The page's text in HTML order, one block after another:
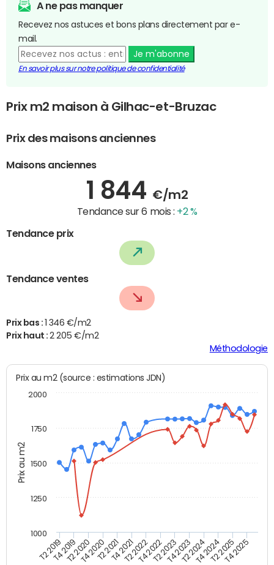
A ne pas manquer
Recevez nos astuces et bons plans directement par e-
mail.
Je m'abonne
En savoir plus sur notre politique de confidentialité
Prix m2 maison à Gilhac-et-Bruzac
Prix des maisons anciennes
Maisons anciennes
1 844 €/m2
Tendance sur 6 mois : +2 %
Tendance prix
Tendance ventes
Prix bas : 1 346 €/m2
Prix haut :2 205 €/m2
Méthodologie
Prix au m2
Prix au m2 (source : estimations JDN)
T2 2019T4 2019T2 2020T4 2020T2 2021T4 2021T2 2022T4 2022T2 2023T4 2023T2 2024T4 2024T2 2025T4 2025
1000
1250
1500
1750
2000